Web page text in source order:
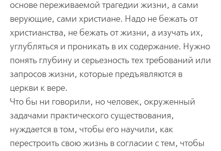
основе переживаемой трагедии жизни, а сами
верующие, сами христиане. Надо не бежать от
христианства, не бежать от жизни, а изучать их,
углубляться и проникать в их содержание. Нужно
понять глубину и серьезность тех требований или
запросов жизни, которые предъявляются в
церкви к вере.
Что бы ни говорили, но человек, окруженный
задачами практического существования,
нуждается в том, чтобы его научили, как
перестроить свою жизнь в согласии с тем, чтобы